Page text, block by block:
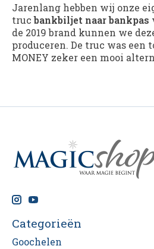
Jarenlang hebben wij onze
trucbankbiljet naar bankpas
de 2019 brand kunnen we
produceren. De truc was een
MONEY zeker een mooi
Categorieën
Goochelen